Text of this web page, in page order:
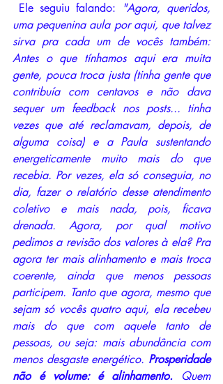
Ele seguiu falando:
"Agora, queridos,
uma pequenina aula por aqui, que talvez
sirva pra cada um de vocês também:
Antes o que tínhamos aqui era muita
gente, pouca troca justa (tinha gente que
contribuía com centavos e não dava
sequer um feedback nos posts... tinha
vezes que até reclamavam, depois, de
alguma coisa) e a Paula sustentando
energeticamente muito mais do que
recebia. Por vezes, ela só conseguia, no
dia, fazer o relatório desse atendimento
coletivo e mais nada, pois, ficava
drenada. Agora, por qual motivo
pedimos a revisão dos valores à ela? Pra
agora ter mais alinhamento e mais troca
coerente, ainda que menos pessoas
participem. Tanto que agora, mesmo que
sejam só vocês quatro aqui, ela recebeu
mais do que com aquele tanto de
pessoas, ou seja: mais abundância com
menos desgaste energético. Prosperidade
não é volume: é alinhamento. Quem